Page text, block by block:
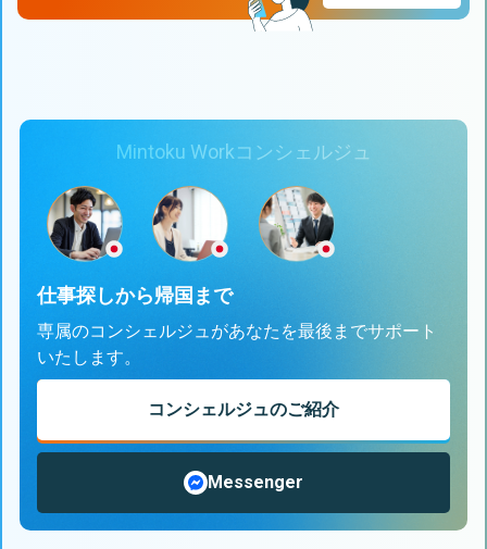
Mintoku Workコンシェルジュ
仕事探しから帰国まで
専属のコンシェルジュがあなたを最後までサポート
いたします。
コンシェルジュのご紹介
Messenger